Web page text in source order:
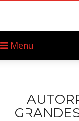
Menu